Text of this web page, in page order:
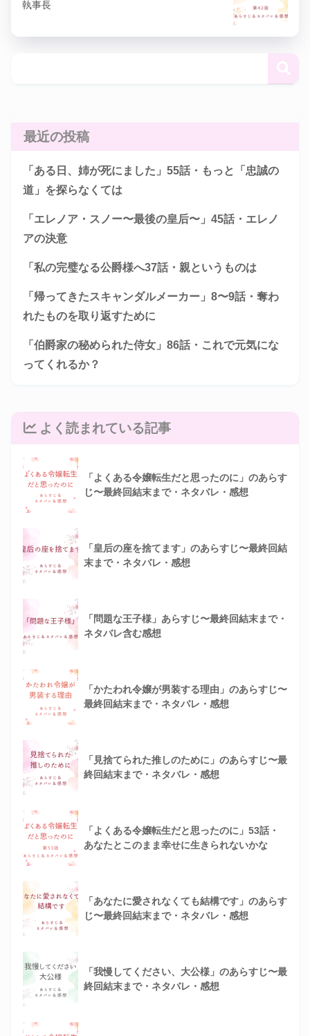
執事長
最近の投稿
「ある日、姉が死にました」55話・もっと「忠誠の
道」を探らなくては
「エレノア・スノー〜最後の皇后〜」45話・エレノ
アの決意
「私の完璧なる公爵様へ37話・親というものは
「帰ってきたスキャンダルメーカー」8〜9話・奪わ
れたものを取り返すために
「伯爵家の秘められた侍女」86話・これで元気にな
ってくれるか？
よく読まれている記事
「よくある令嬢転生だと思ったのに」のあらす
じ〜最終回結末まで・ネタバレ・感想
「皇后の座を捨てます」のあらすじ〜最終回結
末まで・ネタバレ・感想
「問題な王子様」あらすじ〜最終回結末まで・
ネタバレ含む感想
「かたわれ令嬢が男装する理由」のあらすじ〜
最終回結末まで・ネタバレ・感想
「見捨てられた推しのために」のあらすじ〜最
終回結末まで・ネタバレ・感想
「よくある令嬢転生だと思ったのに」53話・
あなたとこのまま幸せに生きられないかな
「あなたに愛されなくても結構です」のあらす
じ〜最終回結末まで・ネタバレ・感想
「我慢してください、大公様」のあらすじ〜最
終回結末まで・ネタバレ・感想